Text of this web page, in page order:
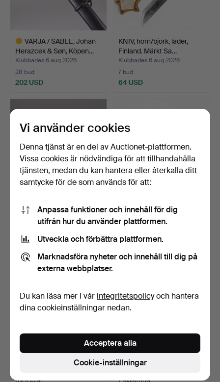
VÄRJA / SABEL, Johan
Herazcek & Søn, Köpen…
Klubbades 6 aug 2026
28 bud
202 USD
KNIV, horn/björk, läder,
Finland. Märkt Sa…
Klubbades 6 aug 2026
7 bud
64 USD
BARNSABEL FRÅN 1800-
TALET.
Klubbades 6 aug 2026
2 bud
KNIV, Kauhava, Finland.
Klubbades 5 aug 2026
3 bud
Vi använder cookies
Denna tjänst är en del av Auctionet-plattformen.
Vissa cookies är nödvändiga för att tillhandahålla
tjänsten, medan du kan hantera eller återkalla ditt
samtycke för de som används för att:
Anpassa funktioner och innehåll för dig
utifrån hur du använder plattformen.
Utveckla och förbättra plattformen.
Marknadsföra nyheter och innehåll till dig på
externa webbplatser.
Du kan läsa mer i vår integritetspolicyoch hantera
dina cookieinställningar nedan.
Cookie-inställningar
Acceptera alla